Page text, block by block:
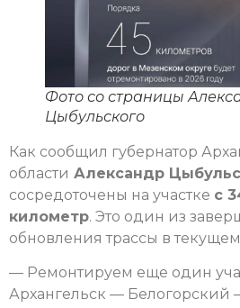
Фото со страницы
Цыбульского
Как сообщил губернатор
области Александр
сосредоточены на участке с
километр. Это один из
обновления трассы в
— Ремонтируем еще один
Архангельск —